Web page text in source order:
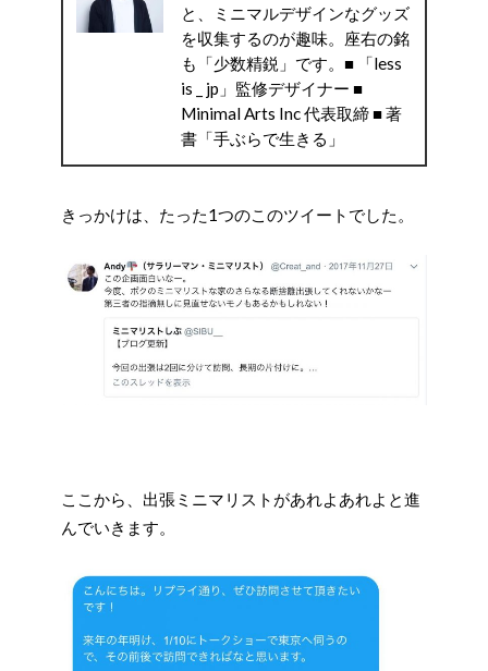
と、ミニマルデザインなグッズ
を収集するのが趣味。座右の銘
も「少数精鋭」です。■ 「less
is _ jp」監修デザイナー ■
Minimal Arts Inc 代表取締 ■ 著
書「手ぶらで生きる」
きっかけは、たった1つのこのツイートでした。
ここから、出張ミニマリストがあれよあれよと進
んでいきます。